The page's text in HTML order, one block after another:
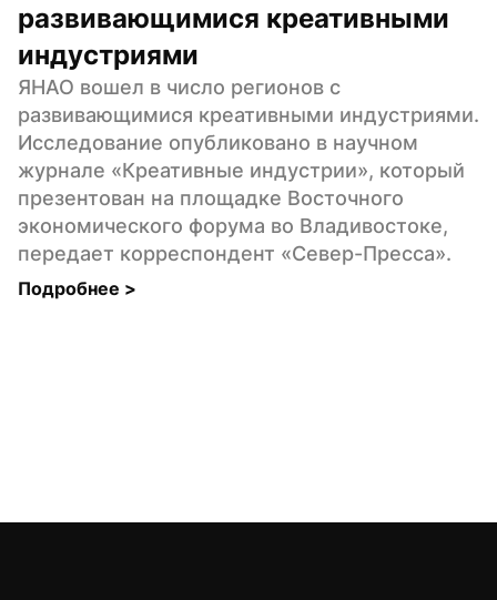
развивающимися креативными
индустриями
ЯНАО вошел в число регионов с
развивающимися креативными индустриями.
Исследование опубликовано в научном
журнале «Креативные индустрии», который
презентован на площадке Восточного
экономического форума во Владивостоке,
передает корреспондент «Север-Пресса».
Подробнее >